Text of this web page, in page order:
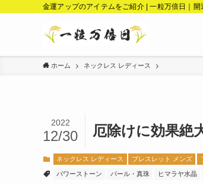
金運アップのアイテムをご紹介 | 一粒万倍日｜
ホーム ネックレス レディース
厄除けに効果絶
2022
12/30
ネックレス レディース ブレスレット メンズ
パワーストーン パール・真珠 ヒマラヤ水晶